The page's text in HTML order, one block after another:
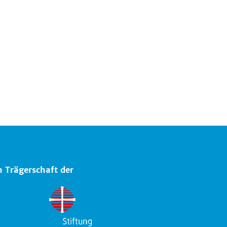
Trägerschaft der